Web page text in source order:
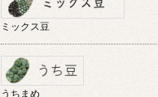
ミックス豆
うちまめ